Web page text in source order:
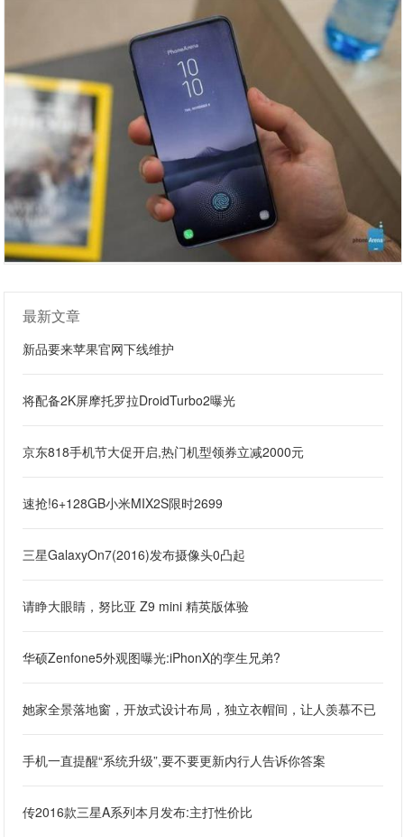
最新文章
新品要来苹果官网下线维护
将配备2K屏摩托罗拉DroidTurbo2曝光
京东818手机节大促开启,热门机型领券立减2000元
速抢!6+128GB小米MIX2S限时2699
三星GalaxyOn7(2016)发布摄像头0凸起
请睁大眼睛，努比亚 Z9 mini 精英版体验
华硕Zenfone5外观图曝光:iPhonX的孪生兄弟?
她家全景落地窗，开放式设计布局，独立衣帽间，让人羡慕不已
手机一直提醒“系统升级”,要不要更新内行人告诉你答案
传2016款三星A系列本月发布:主打性价比